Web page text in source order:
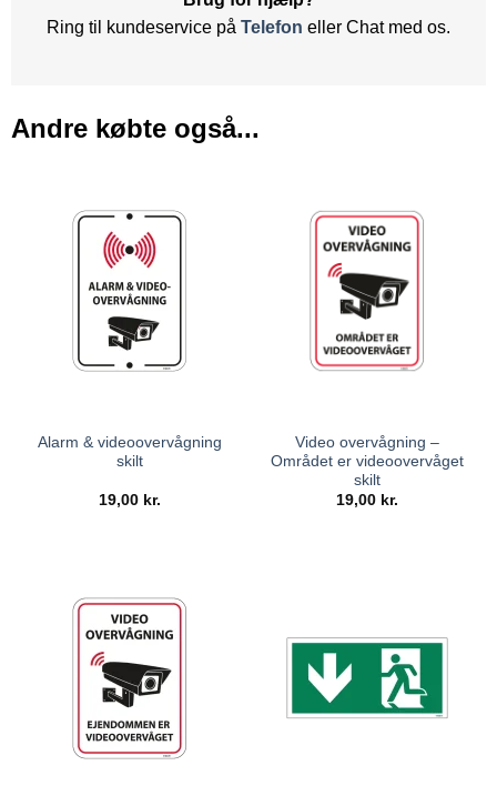
Ring til kundeservice på Telefon eller Chat med os.
Andre købte også...
Alarm & videoovervågning
skilt
19,00 kr.
Video overvågning –
Området er videoovervåget
skilt
19,00 kr.